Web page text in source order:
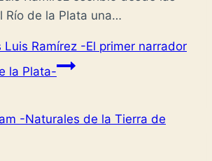
Río de la Plata una…
Luis Ramírez -El primer narrador
la Plata-